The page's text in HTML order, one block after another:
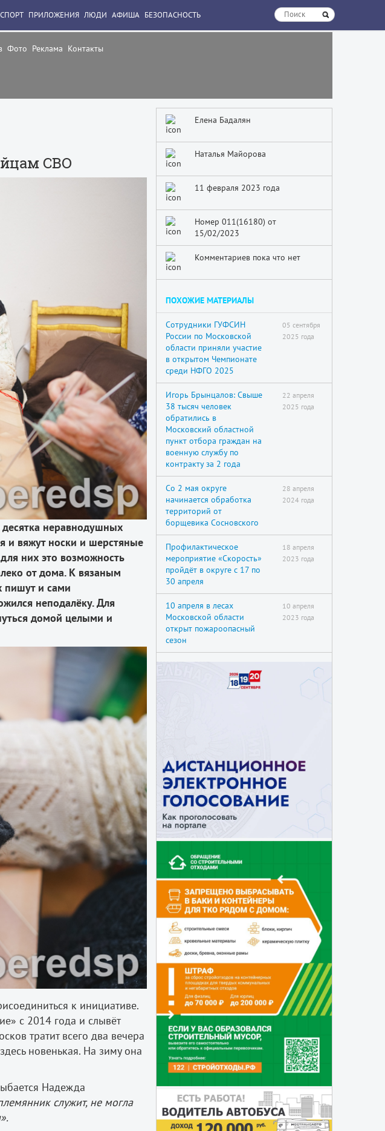
Фото Реклама Контакты
СПОРТ ПРИЛОЖЕНИЯ ЛЮДИ АФИША БЕЗОПАСНОСТЬ
СВО
неравнодушных
и вяжут носки и шерстяные
них это возможность
от дома. К вязаным
пишут и сами
неподалёку. Для
домой целыми и
к инициативе.
с 2014 года и слывёт
тратит всего два вечера
новенькая. На зиму она
Надежда
служит, не могла
Елена Бадалян
Наталья Майорова
11 февраля 2023 года
Номер 011(16180) от
15/02/2023
Комментариев пока что нет
ПОХОЖИЕ МАТЕРИАЛЫ
Сотрудники ГУФСИН
России по Московской
области приняли участие
в открытом Чемпионате
среди НФГО 2025
05 сентября
2025 года
Игорь Брынцалов: Свыше
38 тысяч человек
обратились в
Московский областной
пункт отбора граждан на
военную службу по
контракту за 2 года
22 апреля
2025 года
Со 2 мая округе
начинается обработка
территорий от
борщевика Сосновского
28 апреля
2024 года
Профилактическое
мероприятие «Скорость»
пройдёт в округе с 17 по
30 апреля
18 апреля
2023 года
10 апреля в лесах
Московской области
открыт пожароопасный
сезон
10 апреля
2023 года